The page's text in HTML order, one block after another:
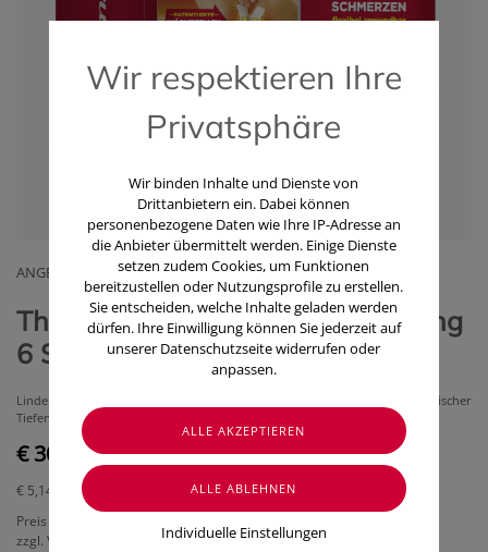
ANGELINI PHARMA OESTERREICH GMBH
ThermaCare® Flexible Anwendung
6 Stk.
Lindert gezielt punktuelle Muskel- und Gelenkschmerzen mit 8h therapeutischer
Tiefenwärme, für eine flexible Anwendung.
€ 30,85
€ 5,14
/ Stück
Preis inkl. MwSt.
zzgl. Versandkosten
Wir respektieren Ihre
Privatsphäre
Wir binden Inhalte und Dienste von
Drittanbietern ein. Dabei können
personenbezogene Daten wie Ihre IP-Adresse an
die Anbieter übermittelt werden. Einige Dienste
setzen zudem Cookies, um Funktionen
bereitzustellen oder Nutzungsprofile zu erstellen.
Sie entscheiden, welche Inhalte geladen werden
dürfen. Ihre Einwilligung können Sie jederzeit auf
unserer Datenschutzseite widerrufen oder
anpassen.
Individuelle Einstellungen